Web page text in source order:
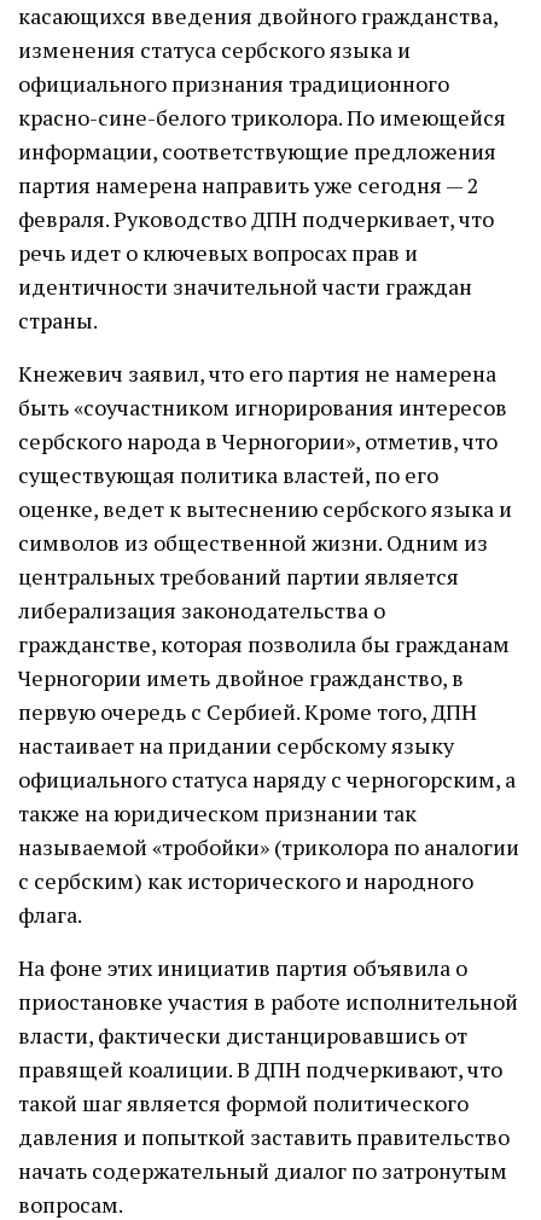
касающихся введения двойного гражданства,
изменения статуса сербского языка и
официального признания традиционного
красно-сине-белого триколора. По имеющейся
информации, соответствующие предложения
партия намерена направить уже сегодня — 2
февраля. Руководство ДПН подчеркивает, что
речь идет о ключевых вопросах прав и
идентичности значительной части граждан
страны.
Кнежевич заявил, что его партия не намерена
быть «соучастником игнорирования интересов
сербского народа в Черногории», отметив, что
существующая политика властей, по его
оценке, ведет к вытеснению сербского языка и
символов из общественной жизни. Одним из
центральных требований партии является
либерализация законодательства о
гражданстве, которая позволила бы гражданам
Черногории иметь двойное гражданство, в
первую очередь с Сербией. Кроме того, ДПН
настаивает на придании сербскому языку
официального статуса наряду с черногорским, а
также на юридическом признании так
называемой «тробойки» (триколора по аналогии
с сербским) как исторического и народного
флага.
На фоне этих инициатив партия объявила о
приостановке участия в работе исполнительной
власти, фактически дистанцировавшись от
правящей коалиции. В ДПН подчеркивают, что
такой шаг является формой политического
давления и попыткой заставить правительство
начать содержательный диалог по затронутым
вопросам.